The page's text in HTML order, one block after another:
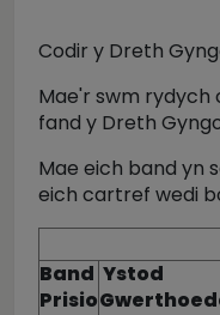
Codir y Dreth
Mae'r swm rydych
fand y Dreth
Mae eich band yn
eich cartref wedi
Band
Prisio
Ystod